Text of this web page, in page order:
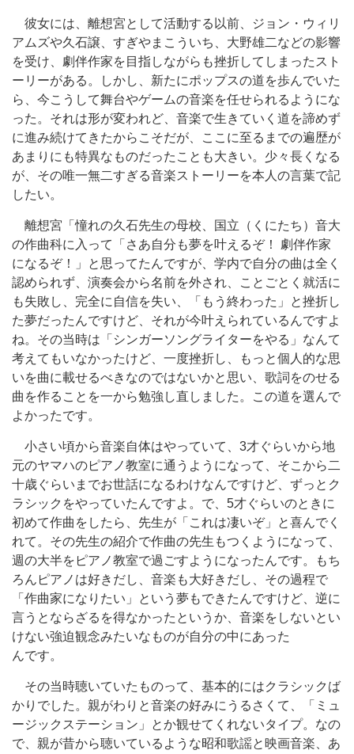
彼女には、離想宮として活動する以前、ジョン・ウィリ
アムズや久石譲、すぎやまこういち、大野雄二などの影響
を受け、劇伴作家を目指しながらも挫折してしまったスト
ーリーがある。しかし、新たにポップスの道を歩んでいた
ら、今こうして舞台やゲームの音楽を任せられるようにな
った。それは形が変われど、音楽で生きていく道を諦めず
に進み続けてきたからこそだが、ここに至るまでの遍歴が
あまりにも特異なものだったことも大きい。少々長くなる
が、その唯一無二すぎる音楽ストーリーを本人の言葉で記
したい。
離想宮「憧れの久石先生の母校、国立（くにたち）音大
の作曲科に入って「さあ自分も夢を叶えるぞ！ 劇伴作家
になるぞ！」と思ってたんですが、学内で自分の曲は全く
認められず、演奏会から名前を外され、ことごとく就活に
も失敗し、完全に自信を失い、「もう終わった」と挫折し
た夢だったんですけど、それが今叶えられているんですよ
ね。その当時は「シンガーソングライターをやる」なんて
考えてもいなかったけど、一度挫折し、もっと個人的な思
いを曲に載せるべきなのではないかと思い、歌詞をのせる
曲を作ることを一から勉強し直しました。この道を選んで
よかったです。
小さい頃から音楽自体はやっていて、3才ぐらいから地
元のヤマハのピアノ教室に通うようになって、そこから二
十歳ぐらいまでお世話になるわけなんですけど、ずっとク
ラシックをやっていたんですよ。で、5才ぐらいのときに
初めて作曲をしたら、先生が「これは凄いぞ」と喜んでく
れて。その先生の紹介で作曲の先生もつくようになって、
週の大半をピアノ教室で過ごすようになったんです。もち
ろんピアノは好きだし、音楽も大好きだし、その過程で
「作曲家になりたい」という夢もできたんですけど、逆に
言うとならざるを得なかったというか、音楽をしないとい
けない強迫観念みたいなものが自分の中にあった
んです。
その当時聴いていたものって、基本的にはクラシックば
かりでした。親がわりと音楽の好みにうるさくて、「ミュ
ージックステーション」とか観せてくれないタイプ。なの
で、親が昔から聴いているような昭和歌謡と映画音楽、あ